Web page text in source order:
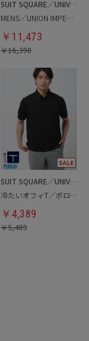
SUIT SQUARE／UNIVERSAL LANGUAGE
MENS／UNION IMPERIAL監修／コインローファー
￥ 11,473
￥16,390
SUIT SQUARE／UNIVERSAL LANGUAGE
冷たいオフィT／ポロシャツ
￥ 4,389
￥5,489